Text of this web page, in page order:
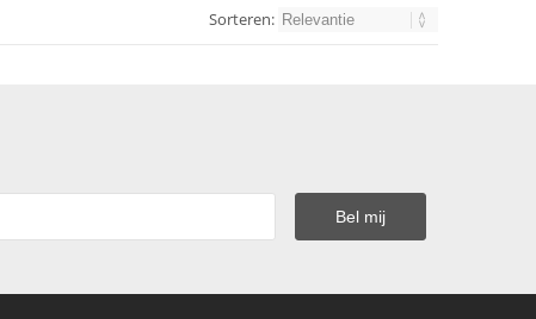
Sorteren: